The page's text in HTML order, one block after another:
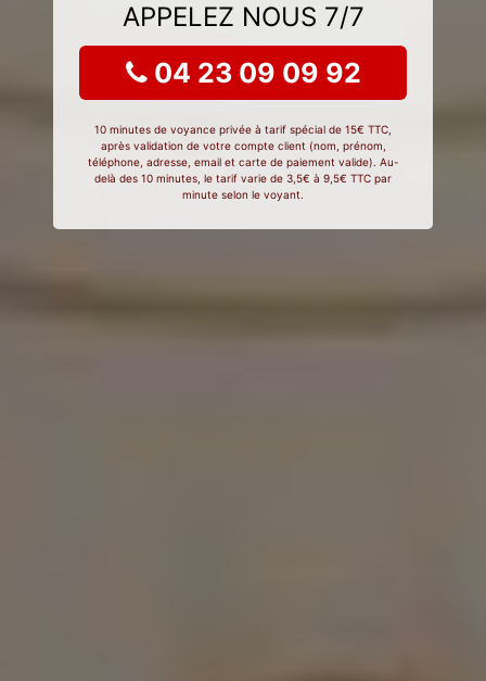
APPELEZ NOUS 7/7
04 23 09 09 92
10 minutes de voyance privée à tarif spécial de 15€ TTC,
après validation de votre compte client (nom, prénom,
téléphone, adresse, email et carte de paiement valide). Au-
delà des 10 minutes, le tarif varie de 3,5€ à 9,5€ TTC par
minute selon le voyant.